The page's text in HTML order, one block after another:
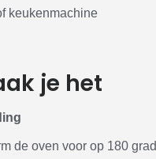
keukenmachine
je het
de oven voor op 180